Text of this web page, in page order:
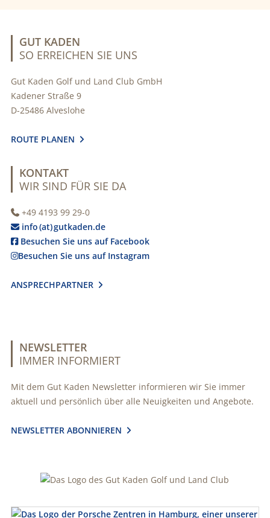
GUT KADEN
SO ERREICHEN SIE UNS
Gut Kaden Golf und Land Club GmbH
Kadener Straße 9
D-25486 Alveslohe
ROUTE PLANEN 
KONTAKT
WIR SIND FÜR SIE DA
+49 4193 99 29-0
info (at) gutkaden.de
Besuchen Sie uns auf Facebook
Besuchen Sie uns auf Instagram
ANSPRECHPARTNER 
NEWSLETTER
IMMER INFORMIERT
Mit dem Gut Kaden Newsletter informieren wir Sie immer
aktuell und persönlich über alle Neuigkeiten und Angebote.
NEWSLETTER ABONNIEREN 